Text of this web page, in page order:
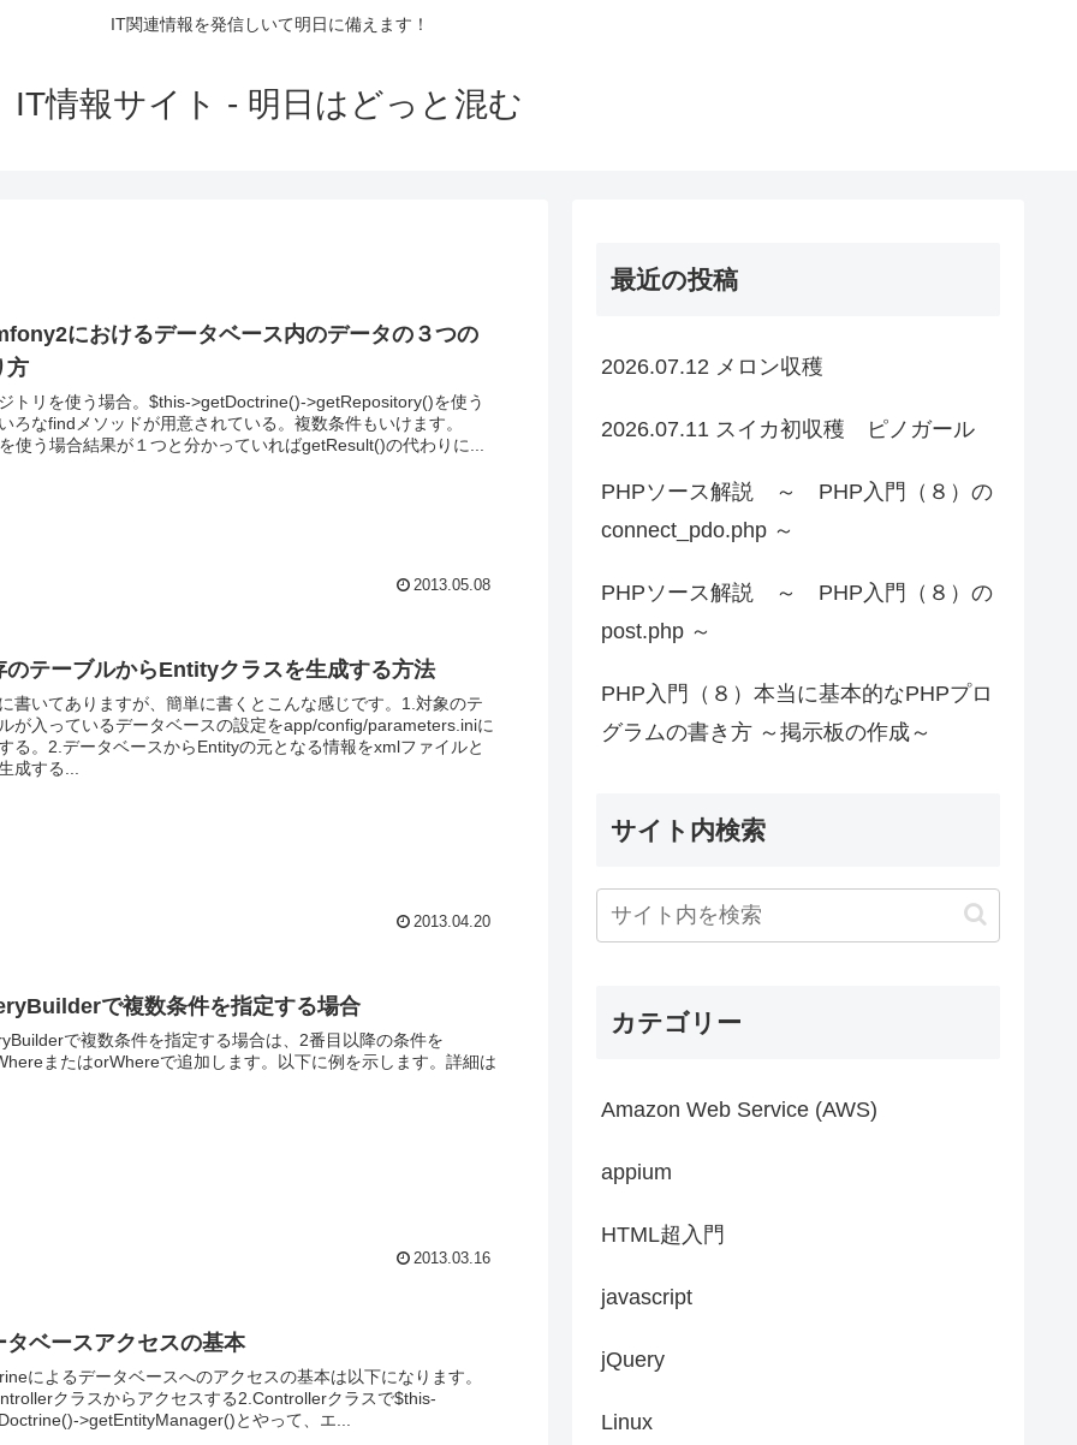
IT関連情報を発信しいて明日に備えます！
IT情報サイト - 明日はどっと混む
におけるデータベース内のデータの３つの
方
トリを使う場合。$this->getDoctrine()->getRepository()を使う
ろなfindメソッドが用意されている。複数条件もいけます。
使う場合結果が１つと分かっていればgetResult()の代わりに...
2013.05.08
のテーブルからEntityクラスを生成する方法
に書いてありますが、簡単に書くとこんな感じです。1.対象のテ
が入っているデータベースの設定をapp/config/parameters.iniに
る。2.データベースからEntityの元となる情報をxmlファイルと
成する...
2013.04.20
で複数条件を指定する場合
で複数条件を指定する場合は、2番目以降の条件を
またはorWhereで追加します。以下に例を示します。詳細は
2013.03.16
タベースアクセスの基本
によるデータベースへのアクセスの基本は以下になります。
クラスからアクセスする2.Controllerクラスで$this-
>getEntityManager()とやって、エ...
最近の投稿
2026.07.12 メロン収穫
2026.07.11 スイカ初収穫 ピノガール
PHPソース解説 ～ PHP入門（８）の
connect_pdo.php ～
PHPソース解説 ～ PHP入門（８）の
post.php ～
PHP入門（８）本当に基本的なPHPプロ
グラムの書き方 ～掲示板の作成～
サイト内検索
カテゴリー
Amazon Web Service (AWS)
appium
HTML超入門
javascript
jQuery
Linux